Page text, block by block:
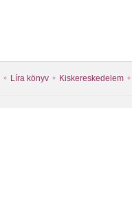
Líra könyv Kiskereskedelem